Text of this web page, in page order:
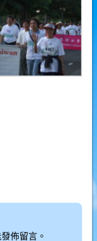
佈留言。